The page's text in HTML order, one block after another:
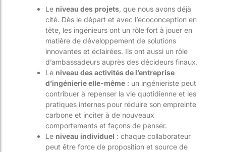
Le niveau des projets , que nous avons déjà
cité. Dès le départ et avec l’écoconception en
tête, les ingénieurs ont un rôle fort à jouer en
matière de développement de solutions
innovantes et éclairées. Ils ont aussi un rôle
d’ambassadeurs auprès des décideurs finaux.
Le niveau des activités de l’entreprise
d’ingénierie elle-même : un ingénieriste peut
contribuer à repenser la vie quotidienne et les
pratiques internes pour réduire son empreinte
carbone et inciter à de nouveaux
comportements et façons de penser.
Le niveau individuel : chaque collaborateur
peut être force de proposition et source de